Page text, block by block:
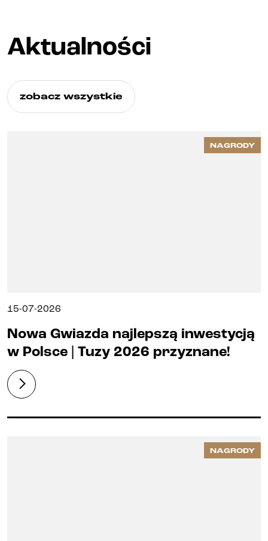
Aktualności
zobacz wszystkie
NAGRODY
15-07-2026
Nowa Gwiazda najlepszą inwestycją
w Polsce | Tuzy 2026 przyznane!
NAGRODY